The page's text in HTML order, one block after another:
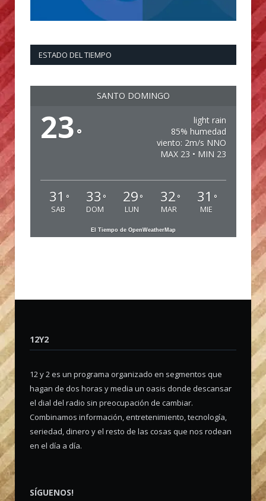
ESTADO DEL TIEMPO
SANTO DOMINGO
23 °
light rain
85% humedad
viento: 2m/s NNO
MAX 23 • MIN 23
31 °
SAB
33 °
DOM
29 °
LUN
32 °
MAR
31 °
MIE
El Tiempo de OpenWeatherMap
12Y2
12 y 2 es un programa organizado en segmentos que
hagan de dos horas y media un oasis donde descansar
el dial del radio sin preocupación de cambiar.
Combinamos información, entretenimiento, tecnología,
seriedad, dinero y el resto de las cosas que nos rodean
en el día a día.
SÍGUENOS!